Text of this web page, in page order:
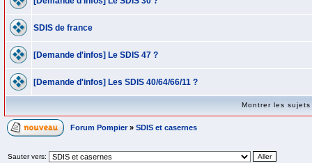
SDIS de france
[Demande d'infos] Le SDIS 47 ?
[Demande d'infos] Les SDIS 40/64/66/11 ?
Montrer les
Forum Pompier » SDIS et casernes
Sauter vers: